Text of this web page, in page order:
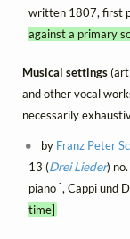
written 1807, first
against a primary
Musical settings(art
and other vocal
necessarily
by Franz Peter
13 (Drei Lieder)
piano ], Cappi und
time]